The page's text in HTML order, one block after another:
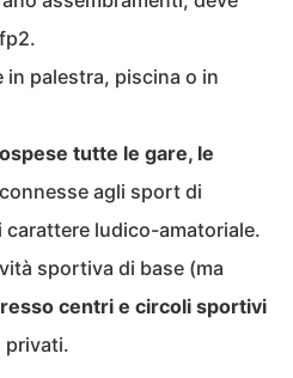
in palestra, piscina o in
tutte le gare, le
agli sport di
ludico-amatoriale.
sportiva di base (ma
centri e circoli sportivi
privati.